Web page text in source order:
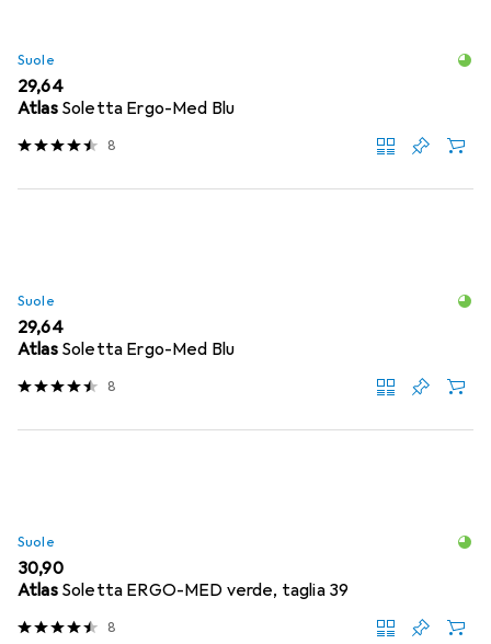
Suole
EUR
29,64
Atlas Soletta Ergo-Med Blu
8
Suole
EUR
29,64
Atlas Soletta Ergo-Med Blu
8
Suole
EUR
30,90
Atlas Soletta ERGO-MED verde, taglia 39
8